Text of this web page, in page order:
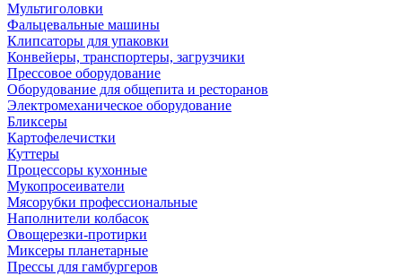
Мультиголовки
Фальцевальные машины
Клипсаторы для упаковки
Конвейеры, транспортеры, загрузчики
Прессовое оборудование
Оборудование для общепита и ресторанов
Электромеханическое оборудование
Бликсеры
Картофелечистки
Куттеры
Процессоры кухонные
Мукопросеиватели
Мясорубки профессиональные
Наполнители колбасок
Овощерезки-протирки
Миксеры планетарные
Прессы для гамбургеров